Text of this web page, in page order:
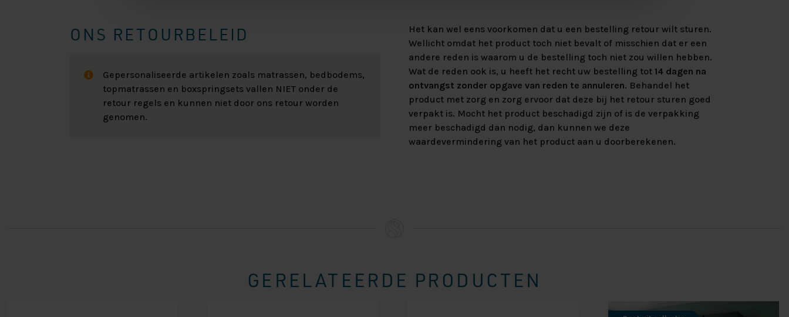
ONS RETOURBELEID
Gepersonaliseerde artikelen zoals matrassen, bedbodems,
topmatrassen en boxspringsets vallen NIET onder de
retour regels en kunnen niet door ons retour worden
genomen.
Het kan wel eens voorkomen dat u een bestelling retour wilt sturen.
Wellicht omdat het product toch niet bevalt of misschien dat er een
andere reden is waarom u de bestelling toch niet zou willen hebben.
Wat de reden ook is, u heeft het recht uw bestelling tot 14 dagen na
ontvangst zonder opgave van reden te annuleren. Behandel het
product met zorg en zorg ervoor dat deze bij het retour sturen goed
verpakt is. Mocht het product beschadigd zijn of is de verpakking
meer beschadigd dan nodig, dan kunnen we deze
waardevermindering van het product aan u doorberekenen.
GERELATEERDE PRODUCTEN